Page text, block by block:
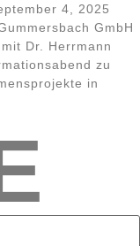
4, 2025
GmbH
Dr. Herrmann
zu
in